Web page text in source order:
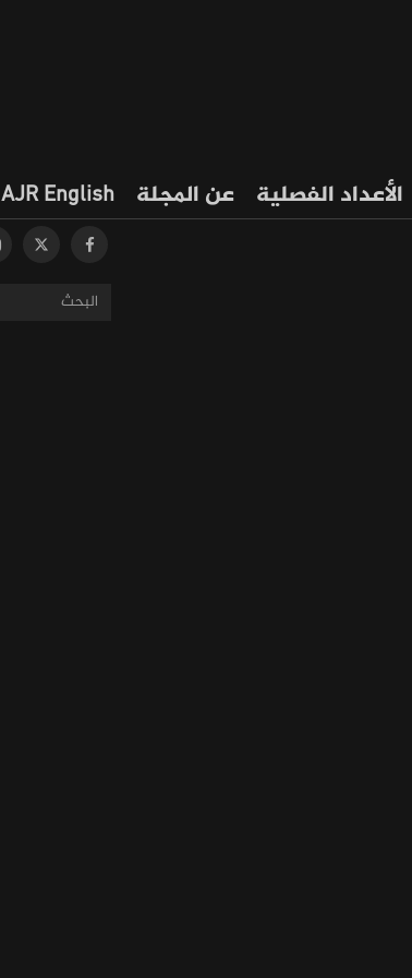
الأعداد الفصلية عن المجلة AJR English